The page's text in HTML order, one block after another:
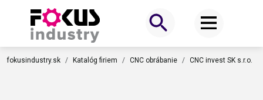
fokusindustry.sk Katalóg firiem CNC obrábanie CNC invest SK s.r.o.